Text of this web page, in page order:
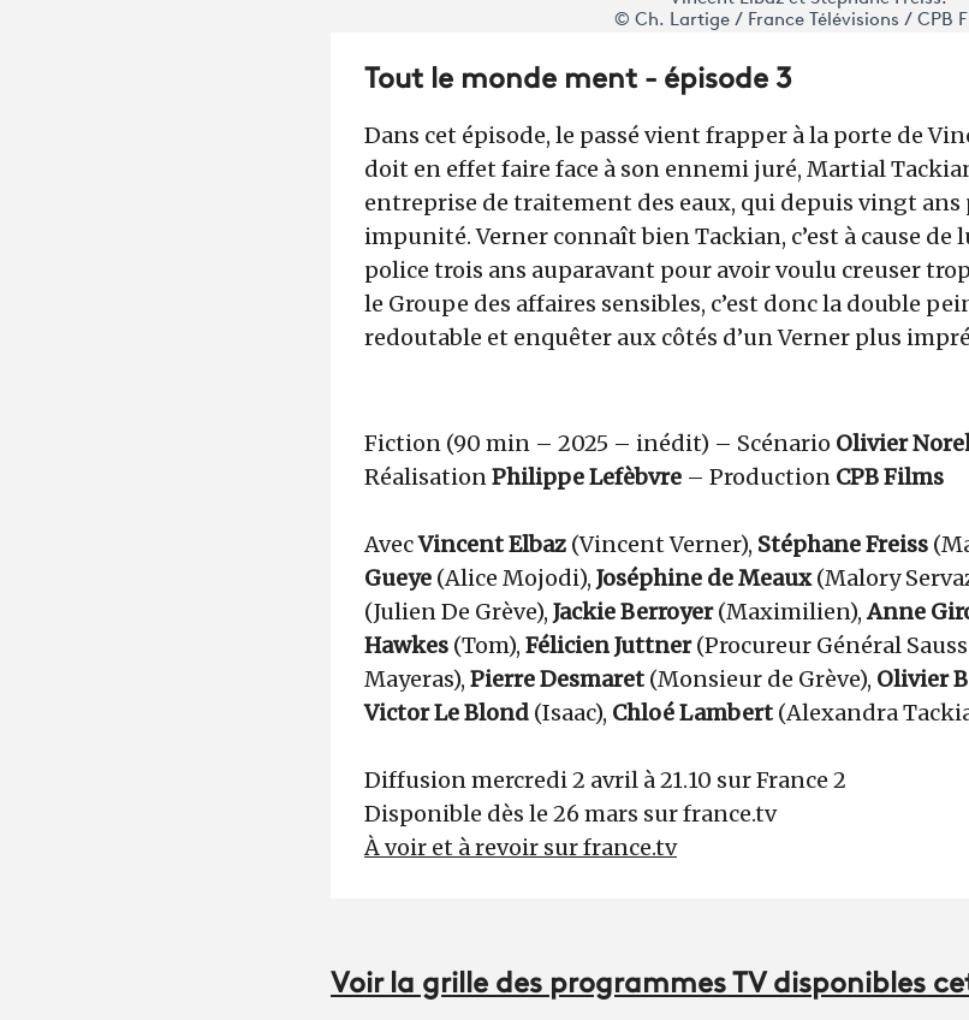
© Ch. Lartige / France Télévisions / CPB
Tout le monde ment - épisode 3
Dans cet épisode, le passé vient frapper à la porte de
doit en effet faire face à son ennemi juré, Martial
entreprise de traitement des eaux, qui depuis vingt ans
impunité. Verner connaît bien Tackian, c’est à cause de
police trois ans auparavant pour avoir voulu creuser
le Groupe des affaires sensibles, c’est donc la double
redoutable et enquêter aux côtés d’un Verner plus
Fiction (90 min – 2025 – inédit) – Scénario Olivier
RéalisationPhilippe Lefèbvre – Production CPB Films
AvecVincent Elbaz (Vincent Verner), Stéphane Freiss
Gueye (Alice Mojodi), Joséphine de Meaux(Malory
(Julien De Grève), Jackie Berroyer(Maximilien),Anne
Hawkes (Tom), Félicien Juttner(Procureur Général
Mayeras), Pierre Desmaret (Monsieur de Grève), Olivier
Victor Le Blond (Isaac), Chloé Lambert (Alexandra
Diffusion mercredi 2 avril à 21.10 sur France 2
Disponible dès le 26 mars sur france.tv
À voir et à revoir sur france.tv
Voir la grille des programmes TV disponibles